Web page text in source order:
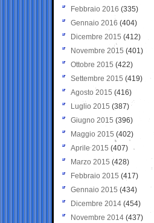
Febbraio 2016 (335)
Gennaio 2016 (404)
Dicembre 2015 (412)
Novembre 2015 (401)
Ottobre 2015 (422)
Settembre 2015 (419)
Agosto 2015 (416)
Luglio 2015 (387)
Giugno 2015 (396)
Maggio 2015 (402)
Aprile 2015 (407)
Marzo 2015 (428)
Febbraio 2015 (417)
Gennaio 2015 (434)
Dicembre 2014 (454)
Novembre 2014 (437)